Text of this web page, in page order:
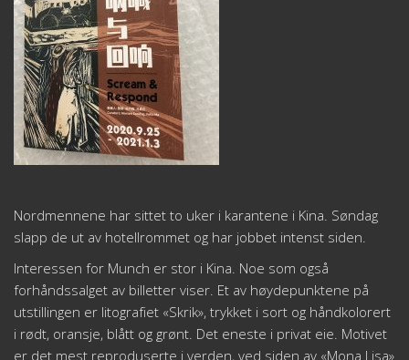
Nordmennene har sittet to uker i karantene i Kina. Søndag
slapp de ut av hotellrommet og har jobbet intenst siden.
Interessen for Munch er stor i Kina. Noe som også
forhåndssalget av billetter viser. Et av høydepunktene på
utstillingen er litografiet «Skrik», trykket i sort og håndkolorert
i rødt, oransje, blått og grønt. Det eneste i privat eie. Motivet
er det mest reproduserte i verden, ved siden av «Mona Lisa»